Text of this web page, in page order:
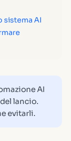
sistema AI
AI
lancio.
evitarli.